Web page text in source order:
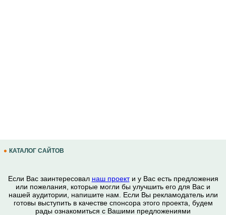
КАТАЛОГ САЙТОВ
Если Вас заинтересовал наш проекти у Вас есть предложения
или пожелания, которые могли бы улучшить его для Вас и
нашей аудитории, напишите нам. Если Вы рекламодатель или
готовы выступить в качестве спонсора этого проекта, будем
рады ознакомиться с Вашими предложениями